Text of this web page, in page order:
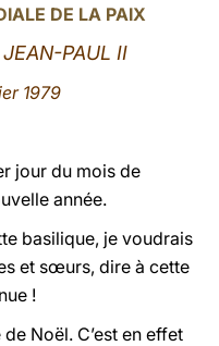
中文
LATINE
DE LA PAIX
PAUL II
1979
jour du mois de
année.
basilique, je voudrais
et sœurs, dire à cette
!
Noël. C’est en effet